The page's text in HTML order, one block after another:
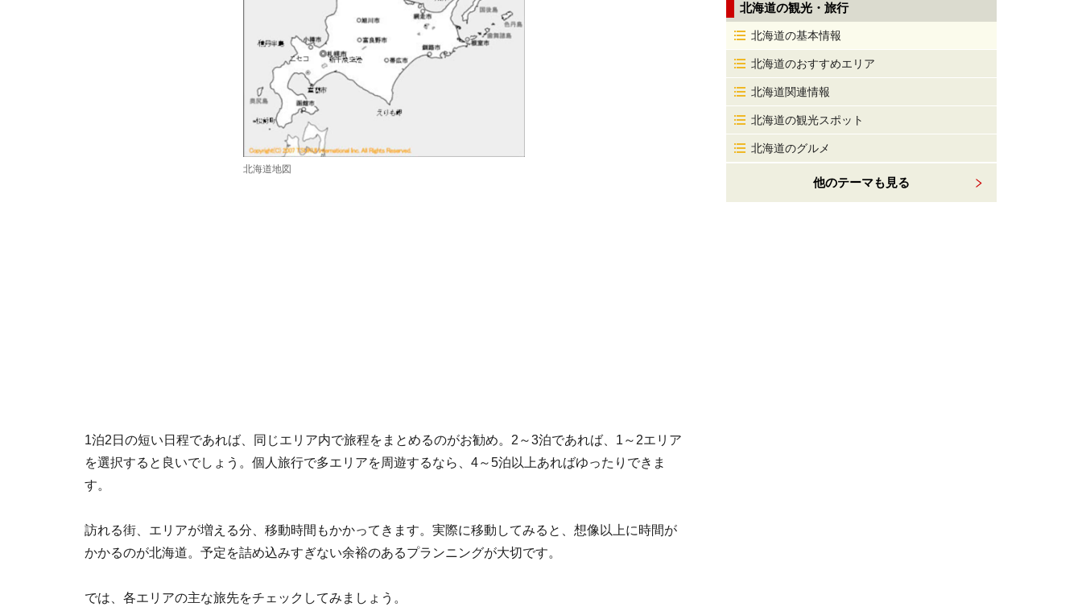
北海道地図
1泊2日の短い日程であれば、同じエリア内で旅程をまとめるのがお勧め。2～3泊であれば、1～2エリア
を選択すると良いでしょう。個人旅行で多エリアを周遊するなら、4～5泊以上あればゆったりできま
す。
訪れる街、エリアが増える分、移動時間もかかってきます。実際に移動してみると、想像以上に時間が
かかるのが北海道。予定を詰め込みすぎない余裕のあるプランニングが大切です。
では、各エリアの主な旅先をチェックしてみましょう。
北海道の観光・旅行
北海道の基本情報
北海道のおすすめエリア
北海道関連情報
北海道の観光スポット
北海道のグルメ
他のテーマも見る